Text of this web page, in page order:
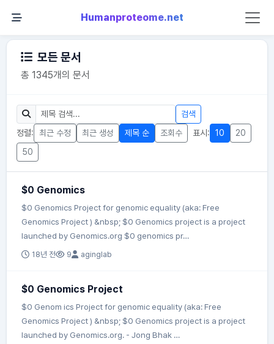
Humanproteome.net
모든 문서
총 1345개의 문서
검색
정렬:
최근 수정 최근 생성 제목 순 조회수 표시: 10
20
50
$0 Genomics
$0 Genomics Project for genomic equality (aka: Free
Genomics Project ) &nbsp; $0 Genomics project is a project
launched by Genomics.org $0 genomics pr…
18년 전 9 aginglab
$0 Genomics Project
$0 Genom ics Project for genomic equality (aka: Free
Genomics Project ) &nbsp; $0 Genomics project is a project
launched by Genomics.org. - Jong Bhak …